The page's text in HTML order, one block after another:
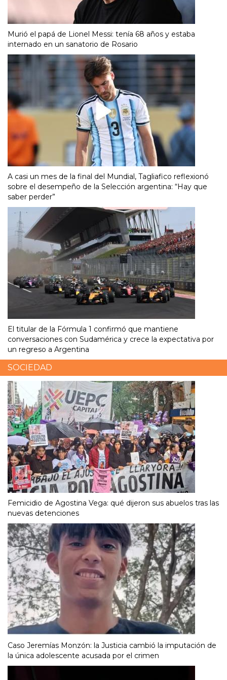
Murió el papá de Lionel Messi: tenía 68 años y estaba
internado en un sanatorio de Rosario
A casi un mes de la final del Mundial, Tagliafico reflexionó
sobre el desempeño de la Selección argentina: “Hay que
saber perder”
El titular de la Fórmula 1 confirmó que mantiene
conversaciones con Sudamérica y crece la expectativa por
un regreso a Argentina
SOCIEDAD
Femicidio de Agostina Vega: qué dijeron sus abuelos tras las
nuevas detenciones
Caso Jeremías Monzón: la Justicia cambió la imputación de
la única adolescente acusada por el crimen